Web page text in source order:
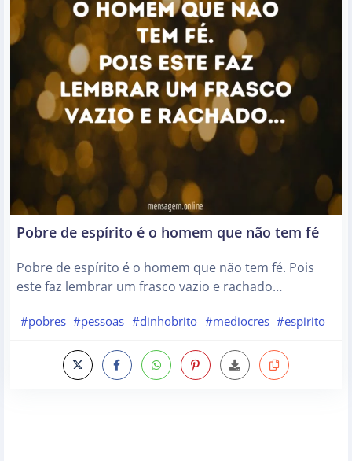
Pobre de espírito é o homem que não tem fé
Pobre de espírito é o homem que não tem fé. Pois
este faz lembrar um frasco vazio e rachado…
#pobres #pessoas #dinhobrito #mediocres #espirito